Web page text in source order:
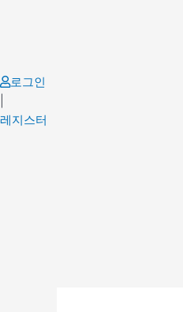
로그인
레지스터